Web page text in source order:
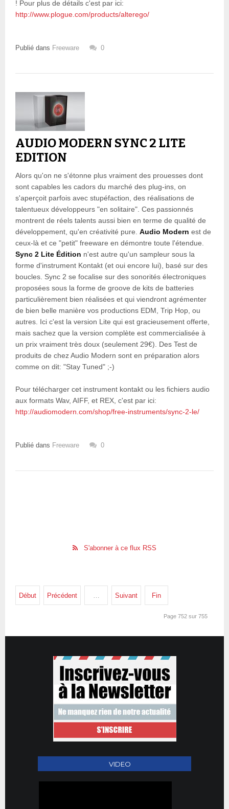
! Pour plus de détails c'est par ici:
http://www.plogue.com/products/alterego/
Publié dans Freeware 0
AUDIO MODERN SYNC 2 LITE
EDITION
Alors qu'on ne s'étonne plus vraiment des prouesses dont
sont capables les cadors du marché des plug-ins, on
s'aperçoit parfois avec stupéfaction, des réalisations de
talentueux développeurs "en solitaire". Ces passionnés
montrent de réels talents aussi bien en terme de qualité de
développement, qu'en créativité pure. Audio Modern est de
ceux-là et ce "petit" freeware en démontre toute l'étendue.
Sync 2 Lite Édition n'est autre qu'un sampleur sous la
forme d'instrument Kontakt (et oui encore lui), basé sur des
boucles. Sync 2 se focalise sur des sonorités électroniques
proposées sous la forme de groove de kits de batteries
particulièrement bien réalisées et qui viendront agrémenter
de bien belle manière vos productions EDM, Trip Hop, ou
autres. Ici c'est la version Lite qui est gracieusement offerte,
mais sachez que la version complète est commercialisée à
un prix vraiment très doux (seulement 29€). Des Test de
produits de chez Audio Modern sont en préparation alors
comme on dit: "Stay Tuned" ;-)
Pour télécharger cet instrument kontakt ou les fichiers audio
aux formats Wav, AIFF, et REX, c'est par ici:
http://audiomodern.com/shop/free-instruments/sync-2-le/
Publié dans Freeware 0
S'abonner à ce flux RSS
Début Précédent … Suivant Fin
Page 752 sur 755
VIDEO